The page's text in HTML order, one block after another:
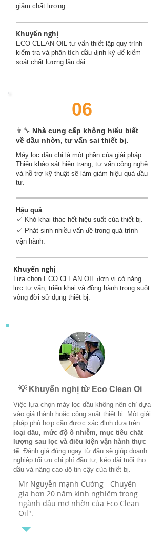
giảm chất lượng.
Khuyến nghị
ECO CLEAN OIL tư vấn thiết lập quy trình
kiểm tra và phân tích dầu định kỳ để kiểm
soát chất lượng lâu dài.
06
👨‍🔧 Nhà cung cấp không hiểu biết
về dầu nhờn, tư vấn sai thiết bị.
Máy lọc dầu chỉ là một phần của giải pháp.
Thiếu khảo sát hiện trạng, tư vấn công nghệ
và hỗ trợ kỹ thuật sẽ làm giảm hiệu quả đầu
tư.
Hậu quả
✓ Khó khai thác hết hiệu suất của thiết bị.
✓ Phát sinh nhiều vấn đề trong quá trình
vận hành.
Khuyến nghị
Lựa chọn ECO CLEAN OIL đơn vị có năng
lực tư vấn, triển khai và đồng hành trong suốt
vòng đời sử dụng thiết bị.
💡 Khuyến nghị từ Eco Clean Oi
Việc lựa chọn máy lọc dầu không nên chỉ dựa
vào giá thành hoặc công suất thiết bị. Một giải
pháp phù hợp cần được xác định dựa trên
loại dầu, mức độ ô nhiễm, mục tiêu chất
lượng sau lọc và điều kiện vận hành thực
tế. Đánh giá đúng ngay từ đầu sẽ giúp doanh
nghiệp tối ưu chi phí đầu tư, kéo dài tuổi thọ
dầu và nâng cao độ tin cậy của thiết bị.
Mr Nguyễn mạnh Cường - Chuyên
gia hơn 20 năm kinh nghiệm trong
ngành dầu mỡ nhờn của Eco Clean
Oil".